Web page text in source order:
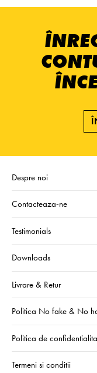
Despre noi
Contacteaza-ne
Testimonials
Downloads
Livrare & Retur
Politica No fake & No
Politica de
Termeni si conditii